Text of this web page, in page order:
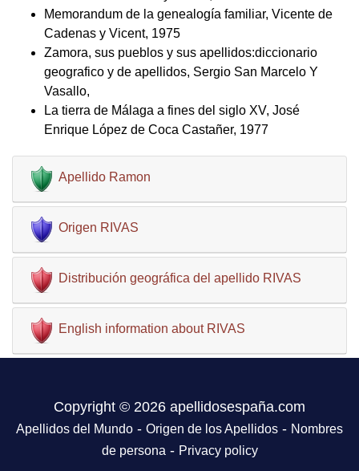
Memorandum de la genealogía familiar, Vicente de
Cadenas y Vicent, 1975
Zamora, sus pueblos y sus apellidos:diccionario
geografico y de apellidos, Sergio San Marcelo Y
Vasallo,
La tierra de Málaga a fines del siglo XV, José
Enrique López de Coca Castañer, 1977
Apellido Ramon
Origen RIVAS
Distribución geográfica del apellido RIVAS
English information about RIVAS
Copyright © 2026 apellidosespaña.com
Apellidos del Mundo - Origen de los Apellidos - Nombres
de persona- Privacy policy